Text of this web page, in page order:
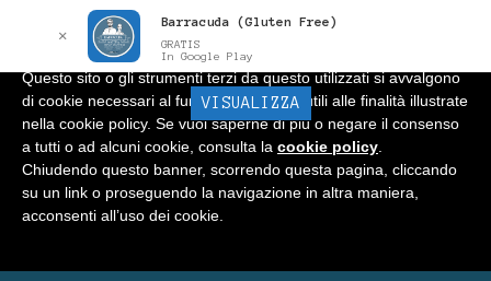
BARRACUDA Menu
Home
Negozio
✕
Barracuda (Gluten Free)
GRATIS
In Google Play
VISUALIZZA
Informativa
Questo sito o gli strumenti terzi da questo utilizzati si avvalgono
di cookie necessari al funzionamento ed utili alle finalità illustrate
nella cookie policy. Se vuoi saperne di più o negare il consenso
a tutti o ad alcuni cookie, consulta la cookie policy
Chiudendo questo banner, scorrendo questa pagina, cliccando
su un link o proseguendo la navigazione in altra maniera,
acconsenti all’uso dei cookie.